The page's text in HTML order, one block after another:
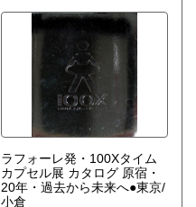
ラフォーレ発・100Xタイム
カプセル展 カタログ 原宿・
20年・過去から未来へ●東京/
小倉